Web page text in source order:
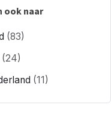
ook naar
(83)
(24)
(11)